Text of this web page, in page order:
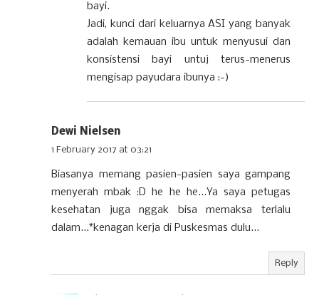
bayi.
Jadi, kunci dari keluarnya ASI yang banyak
adalah kemauan ibu untuk menyusui dan
konsistensi bayi untuj terus-menerus
mengisap payudara ibunya :-)
Dewi Nielsen
1 February 2017 at 03:21
Biasanya memang pasien-pasien saya gampang
menyerah mbak :D he he he...Ya saya petugas
kesehatan juga nggak bisa memaksa terlalu
dalam...*kenagan kerja di Puskesmas dulu...
Reply